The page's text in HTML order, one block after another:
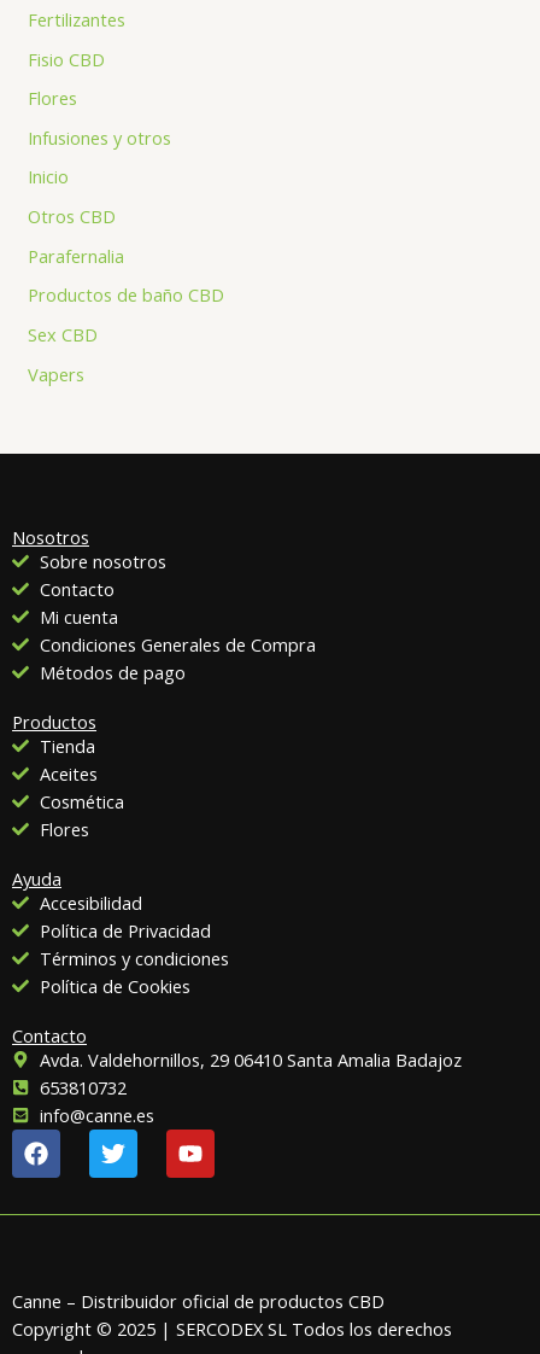
Fertilizantes
Fisio CBD
Flores
Infusiones y otros
Inicio
Otros CBD
Parafernalia
Productos de baño CBD
Sex CBD
Vapers
Nosotros
Sobre nosotros
Contacto
Mi cuenta
Condiciones Generales de Compra
Métodos de pago
Productos
Tienda
Aceites
Cosmética
Flores
Ayuda
Accesibilidad
Política de Privacidad
Términos y condiciones
Política de Cookies
Contacto
Avda. Valdehornillos, 29 06410 Santa Amalia Badajoz
653810732
info@canne.es
F
a
c
e
k
T
w
i
t
Y
o
u
t
Canne – Distribuidor oficial de productos CBD
Copyright © 2025 | SERCODEX SL Todos los derechos